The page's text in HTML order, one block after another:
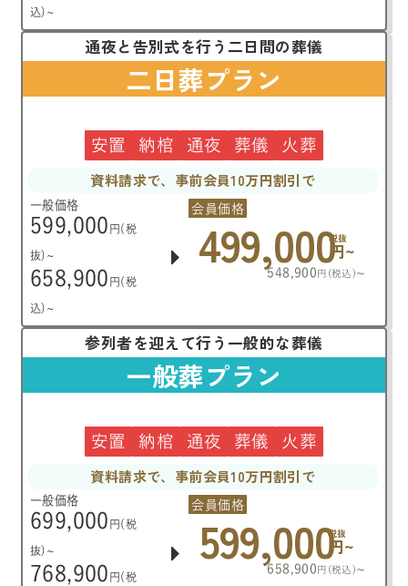
込)~
通夜と告別式を行う二日間の葬儀
二日葬プラン
安置 納棺 通夜 葬儀 火葬
資料請求で、事前会員10万円割引で
一般価格
599,000 円(税
抜)~
658,900 円(税
込)~
会員価格
499,000税抜
円~
548,900 円(税込) ~
参列者を迎えて行う一般的な葬儀
一般葬プラン
安置 納棺 通夜 葬儀 火葬
資料請求で、事前会員10万円割引で
一般価格
699,000 円(税
抜)~
768,900 円(税
会員価格
599,000税抜
円~
658,900 円(税込) ~